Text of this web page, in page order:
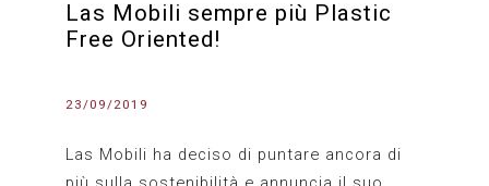
Las Mobili sempre più Plastic
Free Oriented!
23/09/2019
Las Mobili ha deciso di puntare ancora di